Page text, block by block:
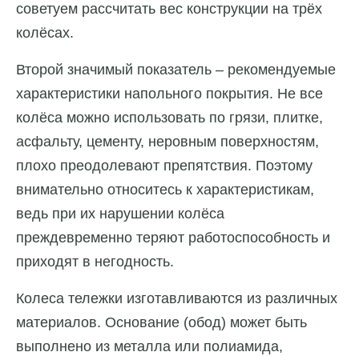
советуем рассчитать вес конструкции на трёх
колёсах.
Второй значимый показатель – рекомендуемые
характеристики напольного покрытия. Не все
колёса можно использовать по грязи, плитке,
асфальту, цементу, неровным поверхностям,
плохо преодолевают препятствия. Поэтому
внимательно относитесь к характеристикам,
ведь при их нарушении колёса
преждевременно теряют работоспособность и
приходят в негодность.
Колеса тележки изготавливаются из различных
материалов. Основание (обод) может быть
выполнено из металла или полиамида,